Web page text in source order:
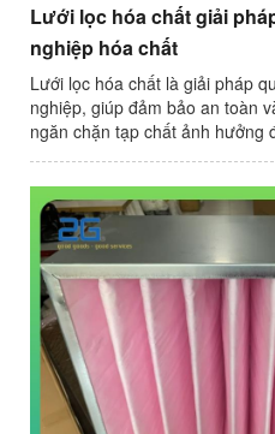
Lưới lọc hóa chất giải
nghiệp hóa chất
Lưới lọc hóa chất là giải pháp
nghiệp, giúp đảm bảo an toàn
ngăn chặn tạp chất ảnh hưởng